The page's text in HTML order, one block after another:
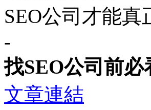
SEO公司才能
-
找SEO公司前
文章連結